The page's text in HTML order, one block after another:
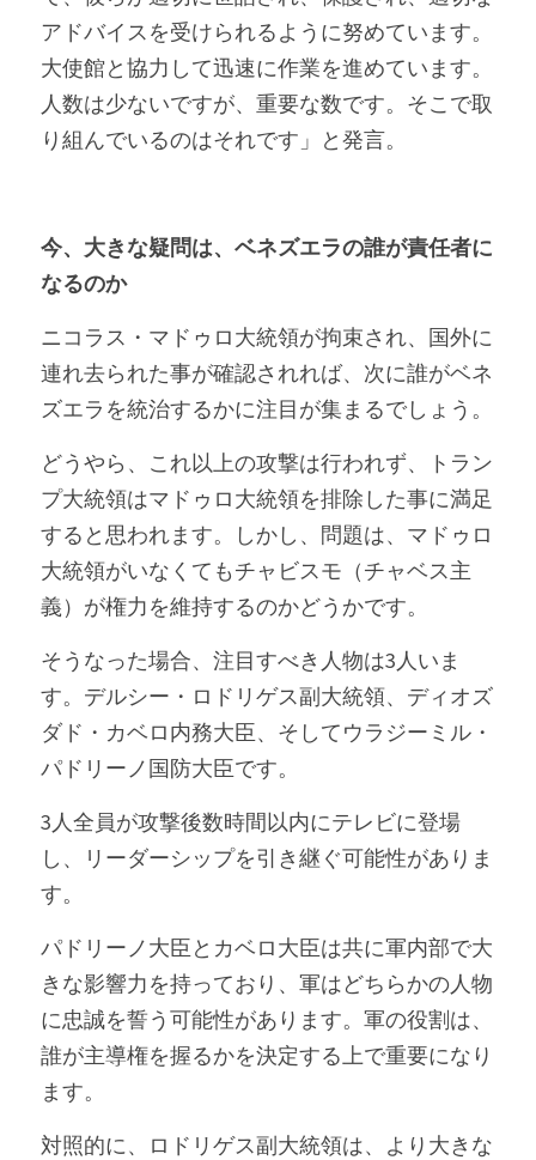
アドバイスを受けられるように努めています。
大使館と協力して迅速に作業を進めています。
人数は少ないですが、重要な数です。そこで取
り組んでいるのはそれです」と発言。
今、大きな疑問は、ベネズエラの誰が責任者に
なるのか
ニコラス・マドゥロ大統領が拘束され、国外に
連れ去られた事が確認されれば、次に誰がベネ
ズエラを統治するかに注目が集まるでしょう。
どうやら、これ以上の攻撃は行われず、トラン
プ大統領はマドゥロ大統領を排除した事に満足
すると思われます。しかし、問題は、マドゥロ
大統領がいなくてもチャビスモ（チャベス主
義）が権力を維持するのかどうかです。
そうなった場合、注目すべき人物は3人いま
す。デルシー・ロドリゲス副大統領、ディオズ
ダド・カベロ内務大臣、そしてウラジーミル・
パドリーノ国防大臣です。
3人全員が攻撃後数時間以内にテレビに登場
し、リーダーシップを引き継ぐ可能性がありま
す。
パドリーノ大臣とカベロ大臣は共に軍内部で大
きな影響力を持っており、軍はどちらかの人物
に忠誠を誓う可能性があります。軍の役割は、
誰が主導権を握るかを決定する上で重要になり
ます。
対照的に、ロドリゲス副大統領は、より大きな